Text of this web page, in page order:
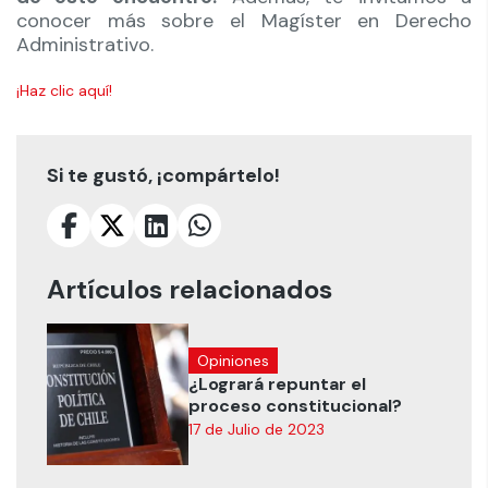
conocer más sobre el Magíster en Derecho
Administrativo.
¡Haz clic aquí!
Si te gustó, ¡compártelo!
Artículos relacionados
Opiniones
¿Logrará repuntar el
proceso constitucional?
17 de Julio de 2023